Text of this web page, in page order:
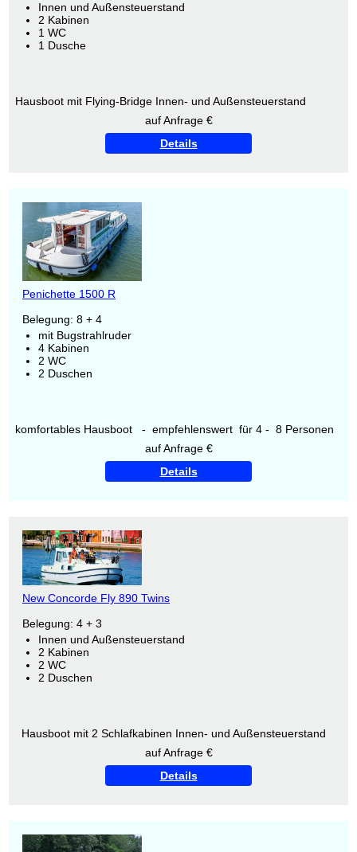
Innen und Außensteuerstand
2 Kabinen
1 WC
1 Dusche
Hausboot mit Flying-Bridge Innen- und Außensteuerstand
auf Anfrage €
Details
Penichette 1500 R
Belegung: 8 + 4
mit Bugstrahlruder
4 Kabinen
2 WC
2 Duschen
komfortables Hausboot - empfehlenswert für 4 - 8 Personen
auf Anfrage €
Details
New Concorde Fly 890 Twins
Belegung: 4 + 3
Innen und Außensteuerstand
2 Kabinen
2 WC
2 Duschen
Hausboot mit 2 Schlafkabinen Innen- und Außensteuerstand
auf Anfrage €
Details